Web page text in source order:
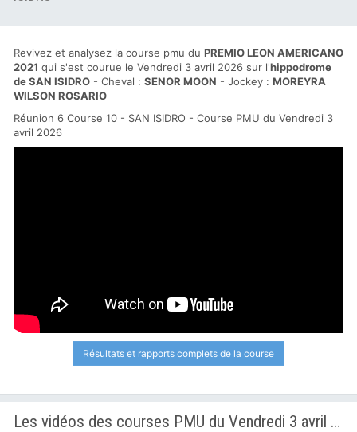
Revivez et analysez la course pmu du PREMIO LEON AMERICANO
2021 qui s'est courue le Vendredi 3 avril 2026 sur l'hippodrome
de SAN ISIDRO - Cheval : SENOR MOON - Jockey : MOREYRA
WILSON ROSARIO
Réunion 6 Course 10 - SAN ISIDRO - Course PMU du Vendredi 3
avril 2026
Résultats et rapports complets de la course
Les vidéos des courses PMU du Vendredi 3 avril 2026